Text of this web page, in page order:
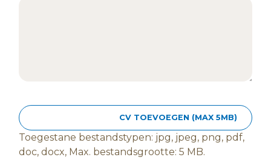
CV TOEVOEGEN (MAX 5MB)
Toegestane bestandstypen: jpg, jpeg, png, pdf,
doc, docx, Max. bestandsgrootte: 5 MB.